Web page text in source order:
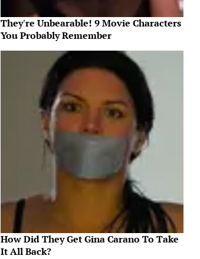
They're Unbearable! 9 Movie Characters
You Probably Remember
How Did They Get Gina Carano To Take
It All Back?